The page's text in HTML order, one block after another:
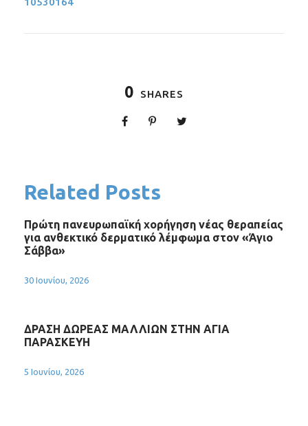
0 SHARES
Related Posts
Πρώτη πανευρωπαϊκή χορήγηση νέας θεραπείας
για ανθεκτικό δερματικό λέμφωμα στον «Άγιο
Σάββα»
30 Ιουνίου, 2026
ΔΡΑΣΗ ΔΩΡΕΑΣ ΜΑΛΛΙΩΝ ΣΤΗΝ ΑΓΙΑ
ΠΑΡΑΣΚΕΥΗ
5 Ιουνίου, 2026